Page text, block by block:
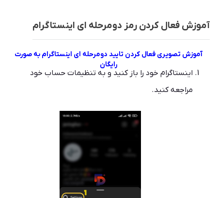
آموزش فعال کردن رمز دومرحله ای اینستاگرام
آموزش تصویری فعال کردن تایید دومرحله ای اینستاگرام به صورت
رایگان
اینستاگرام خود را باز کنید و به تنظیمات حساب خود
مراجعه کنید.